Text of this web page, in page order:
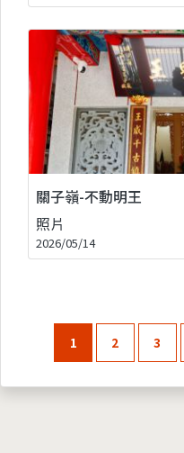
關子嶺-不動明王
照片
2026/05/14
1 2 3